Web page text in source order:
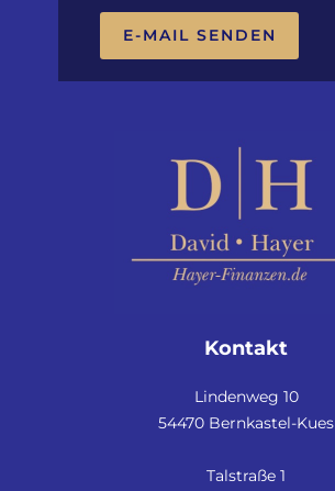
E-MAIL SENDEN
Kontakt
Lindenweg 10
54470 Bernkastel-Kues
Talstraße 1